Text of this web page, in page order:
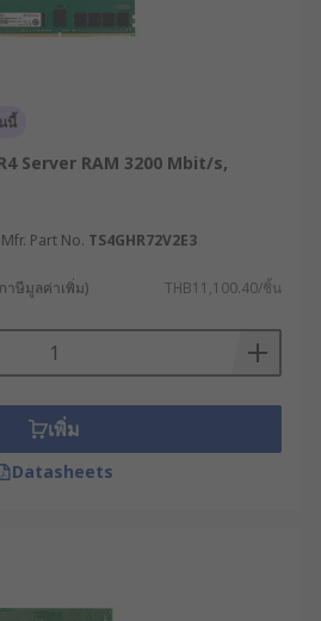
นี้
Server RAM 3200 Mbit/s,
Part No. TS4GHR72V2E3
าษีมูลค่าเพิ่ม) THB11,100.40/ชิ้น
เพิ่ม
Datasheets